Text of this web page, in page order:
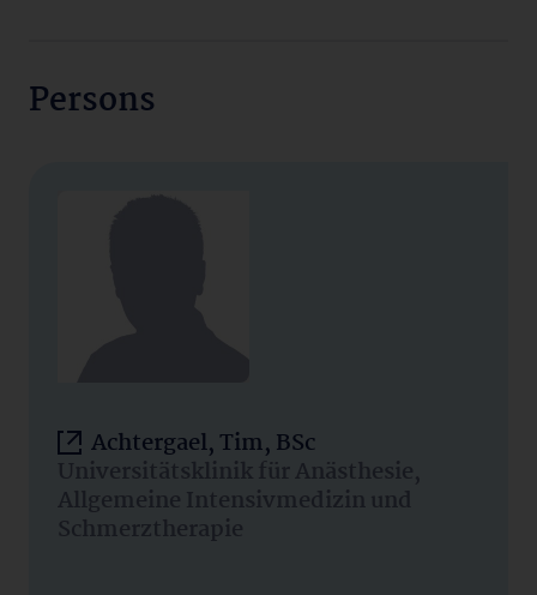
Persons
Achtergael, Tim, BSc
Universitätsklinik für Anästhesie,
Allgemeine Intensivmedizin und
Schmerztherapie